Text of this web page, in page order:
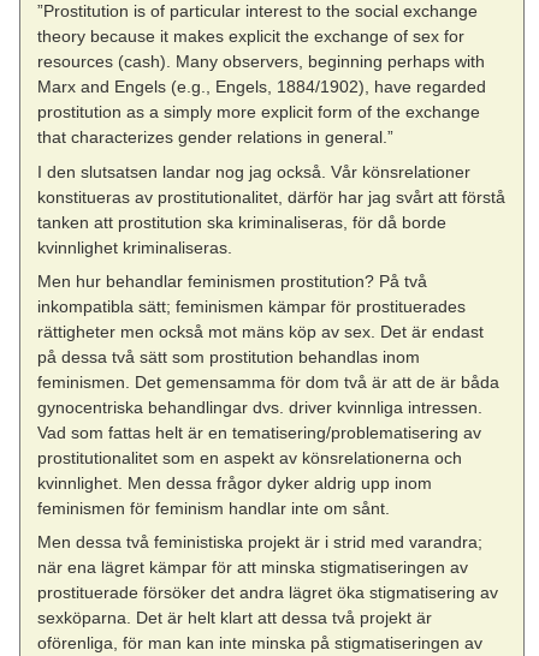
”Prostitution is of particular interest to the social exchange
theory because it makes explicit the exchange of sex for
resources (cash). Many observers, beginning perhaps with
Marx and Engels (e.g., Engels, 1884/1902), have regarded
prostitution as a simply more explicit form of the exchange
that characterizes gender relations in general.”
I den slutsatsen landar nog jag också. Vår könsrelationer
konstitueras av prostitutionalitet, därför har jag svårt att förstå
tanken att prostitution ska kriminaliseras, för då borde
kvinnlighet kriminaliseras.
Men hur behandlar feminismen prostitution? På två
inkompatibla sätt; feminismen kämpar för prostituerades
rättigheter men också mot mäns köp av sex. Det är endast
på dessa två sätt som prostitution behandlas inom
feminismen. Det gemensamma för dom två är att de är båda
gynocentriska behandlingar dvs. driver kvinnliga intressen.
Vad som fattas helt är en tematisering/problematisering av
prostitutionalitet som en aspekt av könsrelationerna och
kvinnlighet. Men dessa frågor dyker aldrig upp inom
feminismen för feminism handlar inte om sånt.
Men dessa två feministiska projekt är i strid med varandra;
när ena lägret kämpar för att minska stigmatiseringen av
prostituerade försöker det andra lägret öka stigmatisering av
sexköparna. Det är helt klart att dessa två projekt är
oförenliga, för man kan inte minska på stigmatiseringen av